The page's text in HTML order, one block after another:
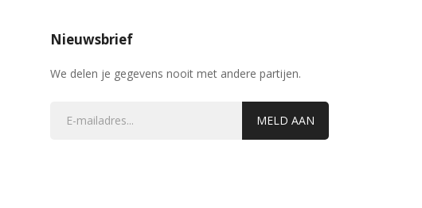
Nieuwsbrief
We delen je gegevens nooit met andere partijen.
MELD AAN